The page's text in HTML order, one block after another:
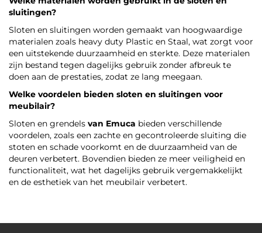
sluitingen?
Sloten en sluitingen worden gemaakt van hoogwaardige
materialen zoals heavy duty Plastic en Staal, wat zorgt voor
een uitstekende duurzaamheid en sterkte. Deze materialen
zijn bestand tegen dagelijks gebruik zonder afbreuk te
doen aan de prestaties, zodat ze lang meegaan.
Welke voordelen bieden sloten en sluitingen voor
meubilair?
Sloten en grendels van Emuca bieden verschillende
voordelen, zoals een zachte en gecontroleerde sluiting die
stoten en schade voorkomt en de duurzaamheid van de
deuren verbetert. Bovendien bieden ze meer veiligheid en
functionaliteit, wat het dagelijks gebruik vergemakkelijkt
en de esthetiek van het meubilair verbetert.